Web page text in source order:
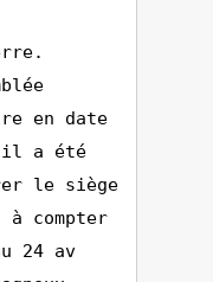
en date
il a été
le siège
compter
24 av